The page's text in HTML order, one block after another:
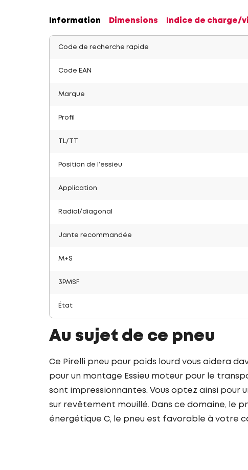
Information Dimensions Indice de charge/
Code de recherche rapide
Code EAN
Marque
Profil
TL/TT
Position de l’essieu
Application
Radial/diagonal
Jante recommandée
M+S
3PMSF
État
Au sujet de ce pneu
Ce Pirelli pneu pour poids lourd vous aidera
pour un montage Essieu moteur pour le
sont impressionnantes. Vous optez ainsi pour
sur revêtement mouillé. Dans ce domaine, le
énergétique C, le pneu est favorable à votre